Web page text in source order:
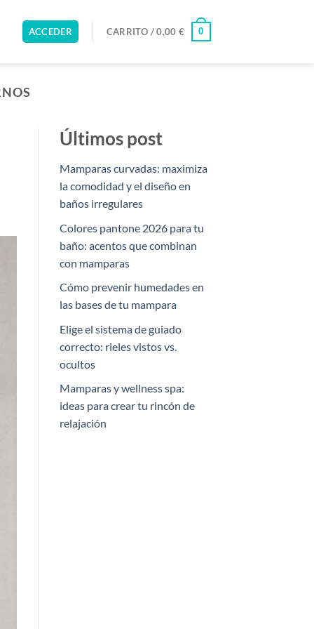
ACCEDER CARRITO /0,00 € 0
Últimos post
Mamparas curvadas: maximiza
la comodidad y el diseño en
baños irregulares
Colores pantone 2026 para tu
baño: acentos que combinan
con mamparas
Cómo prevenir humedades en
las bases de tu mampara
Elige el sistema de guiado
correcto: rieles vistos vs.
ocultos
Mamparas y wellness spa:
ideas para crear tu rincón de
relajación